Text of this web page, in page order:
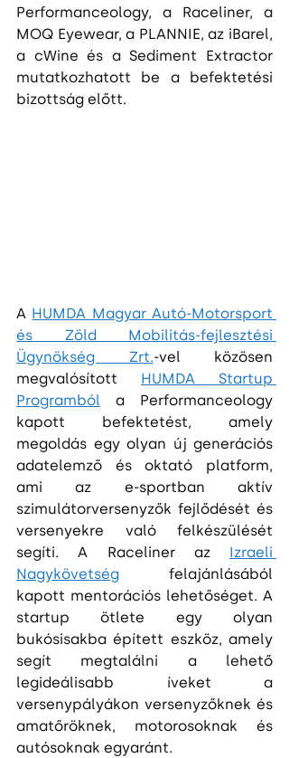
Performanceology, a Raceliner, a
MOQ Eyewear, a PLANNIE, az iBarel,
a cWine és a Sediment Extractor
mutatkozhatott be a befektetési
bizottság előtt.
A HUMDA Magyar Autó-Motorsport
és Zöld Mobilitás-fejlesztési
Ügynökség Zrt.-vel közösen
megvalósított HUMDA Startup
Programból a Performanceology
kapott befektetést, amely
megoldás egy olyan új generációs
adatelemző és oktató platform,
ami az e-sportban aktív
szimulátorversenyzők fejlődését és
versenyekre való felkészülését
segíti. A Raceliner az Izraeli
Nagykövetség felajánlásából
kapott mentorációs lehetőséget. A
startup ötlete egy olyan
bukósisakba épített eszköz, amely
segít megtalálni a lehető
legideálisabb íveket a
versenypályákon versenyzőknek és
amatőröknek, motorosoknak és
autósoknak egyaránt.